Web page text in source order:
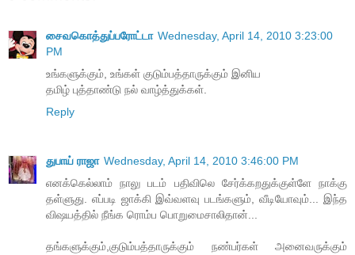
சைவகொத்துப்பரோட்டா Wednesday, April 14, 2010 3:23:00
PM
உங்களுக்கும், உங்கள் குடும்பத்தாருக்கும் இனிய
தமிழ் புத்தாண்டு நல் வாழ்த்துக்கள்.
Reply
துபாய் ராஜா Wednesday, April 14, 2010 3:46:00 PM
எனக்கெல்லாம் நாலு படம் பதிவிலெ சேர்க்கறதுக்குள்ளே நாக்கு
தள்ளுது. எப்படி ஜாக்கி இவ்வளவு படங்களும், வீடியோவும்... இந்த
விஷயத்தில் நீங்க ரொம்ப பொறுமைசாலிதான்...
தங்களுக்கும்,குடும்பத்தாருக்கும் நண்பர்கள் அனைவருக்கும்